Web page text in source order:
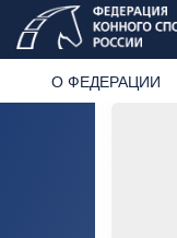
О ФЕДЕРАЦИИ